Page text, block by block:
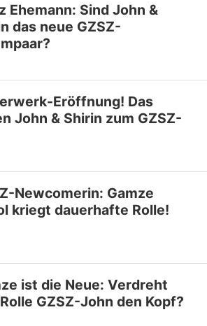
Ehemann: Sind John &
das neue GZSZ-
Eröffnung! Das
John & Shirin zum GZSZ-
Newcomerin: Gamze
kriegt dauerhafte Rolle!
ist die Neue: Verdreht
GZSZ-John den Kopf?